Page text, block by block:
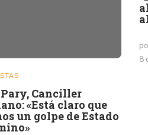
Canciller
«Está claro que
un golpe de Estado
8